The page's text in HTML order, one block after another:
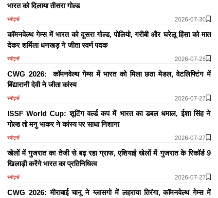
भारत को दिलाया तीसरा गोल्ड
स्पोर्ट्स 2026-07-30
कॉमनवेल्थ गेम्स में भारत को दूसरा गोल्ड, पोलियो, गरीबी और घरेलू हिंसा को मात
देकर शर्मिला धनखड़ ने जीता स्वर्ण पदक
स्पोर्ट्स 2026-07-28
CWG 2026: कॉमनवेल्थ गेम्स में भारत को मिला छठा मेडल, वेटलिफ्टिंग में
बिंद्यारानी देवी ने जीता कांस्य
स्पोर्ट्स 2026-07-27
ISSF World Cup: शूटिंग वर्ल्ड कप में भारत का डबल धमाल, ईशा सिंह ने
गोल्ड तो मनु भाकर ने कांस्य पर साधा निशाना
स्पोर्ट्स 2026-07-27
खेलों में गुजरात का तेजी से बढ़ रहा ग्राफ, एशियाई खेलों में गुजरात के रिकॉर्ड 9
खिलाड़ी करेंगे भारत का प्रतिनिधित्व
स्पोर्ट्स 2026-07-27
CWG 2026: मीराबाई चानू ने ग्लासगो में लहराया तिरंगा, कॉमनवेल्थ गेम्स में